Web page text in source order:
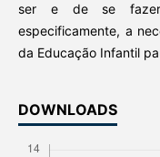
ser e de se fazer
especificamente, a
da Educação Infantil
DOWNLOADS